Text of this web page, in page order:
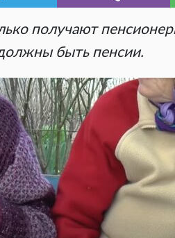
получают
быть пенсии.